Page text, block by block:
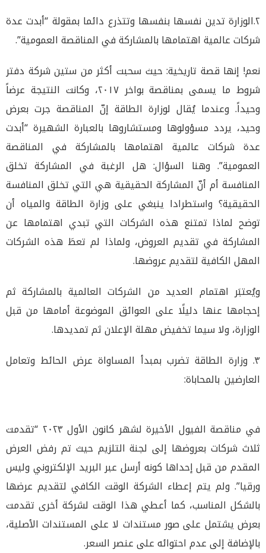
٢.الوزارة تدين نفسها بنفسها وتتذرع دائما بمقولة “أبدت عدة
شركات عالمية اهتمامها بالمشاركة في المناقصة العمومية”.
نعم! إنها قصة تاريخية: حيث سحبت أكثر من ستين شركة دفتر
شروط ما يسمى بمناقصة بواخر ٢٠١٧، وكانت النتيجة عرضاً
وحيداً. وعندما يُقال لوزارة الطاقة إنّ المناقصة جرت بعرض
وحيد، يردد مسؤولوها ومستشاروها بالعبارة الشهيرة “أبدت
عدة شركات عالمية اهتمامها بالمشاركة في المناقصة
العمومية”. وهنا السؤال: هل الرغبة في المشاركة تخلق
المنافسة أم أنّ المشاركة الحقيقية هي التي تخلق المنافسة
الحقيقية؟ واستطرادا ينبغي على وزارة الطاقة والمياه أن
توضح لماذا تمتنع هذه الشركات التي تبدي اهتمامها عن
المشاركة في تقديم العروض، ولماذا لم تعطَ هذه الشركات
المهل الكافية لتقديم عروضها.
ويُعتبَر اهتمام العديد من الشركات العالمية بالمشاركة ثم
إحجامها عنها دليلًا على العوائق الموضوعة أمامها من قبل
الوزارة، ولا سيما تخفيض مهلة الإعلان ثم تمديدها.
٣. وزارة الطاقة تضرب بمبدأ المساواة عرض الحائط وتعامل
العارضين بالمحاباة:
في مناقصة الفيول الأخيرة لشهر كانون الأول ٢٠٢٣ “تقدمت
ثلاث شركات بعروضها إلى لجنة التلزيم حيث تم رفض العرض
المقدم من قبل إحداها كونه أرسل عبر البريد الإلكتروني وليس
ورقيا”. ولم يتم إعطاء الشركة الوقت الكافي لتقديم عرضها
بالشكل المناسب، كما أعطي هذا الوقت لشركة أخرى تقدمت
بعرض يشتمل على صور مستندات لا على المستندات الأصلية،
بالإضافة إلى عدم احتوائه على عنصر السعر.